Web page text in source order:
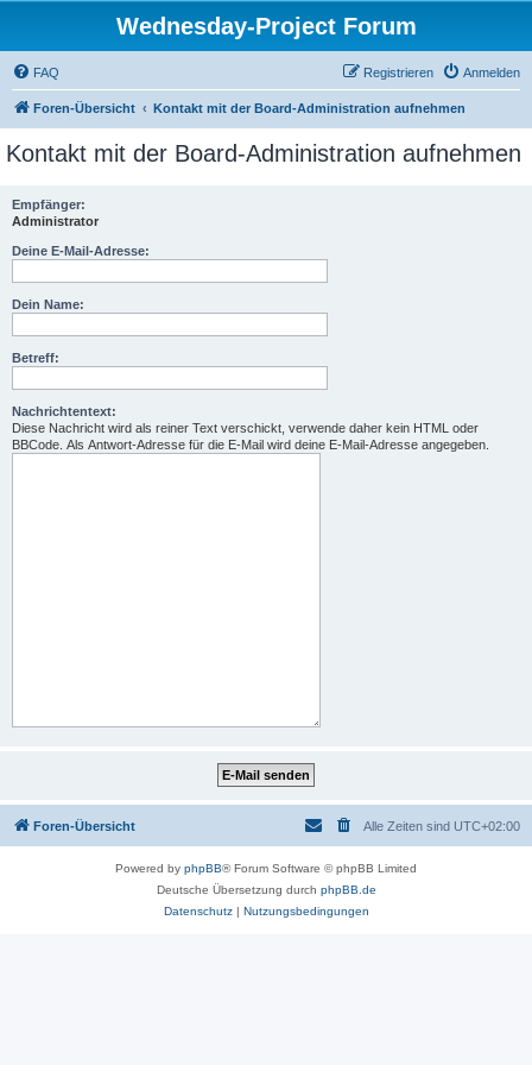
Wednesday-Project Forum
FAQ Anmelden
Registrieren
Foren-Übersicht Kontakt mit der Board-Administration aufnehmen
Kontakt mit der Board-Administration aufnehmen
Empfänger:
Administrator
Deine E-Mail-Adresse:
Dein Name:
Betreff:
Nachrichtentext:
Diese Nachricht wird als reiner Text verschickt, verwende daher kein HTML oder
BBCode. Als Antwort-Adresse für die E-Mail wird deine E-Mail-Adresse angegeben.
Foren-Übersicht Alle Zeiten sind UTC+02:00
Powered by phpBB® Forum Software © phpBB Limited
Deutsche Übersetzung durch phpBB.de
Datenschutz| Nutzungsbedingungen